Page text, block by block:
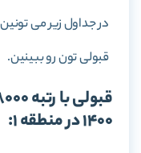
قبولی تون رو ببینین.
1400 در منطقه 1: